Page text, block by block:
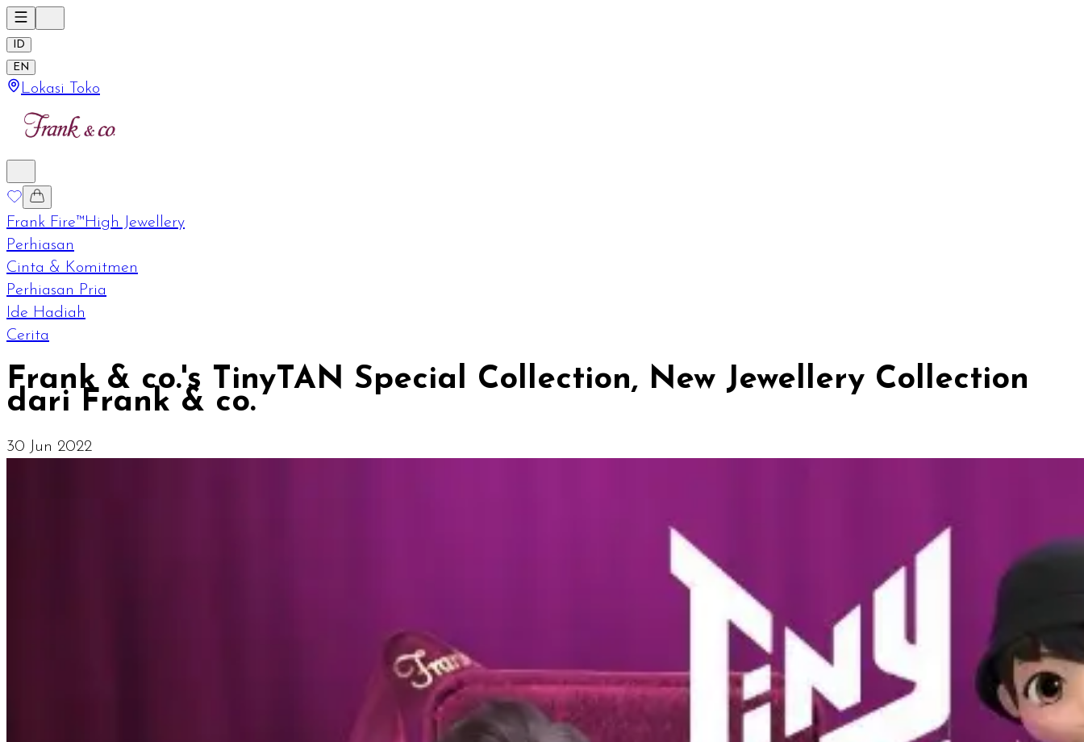
ID
EN
Lokasi Toko
Frank Fire™High Jewellery
Perhiasan
Cinta & Komitmen
Perhiasan Pria
Ide Hadiah
Cerita
Frank & co.'s TinyTAN Special Collection, New Jewellery Collection
dari Frank & co.
30 Jun 2022